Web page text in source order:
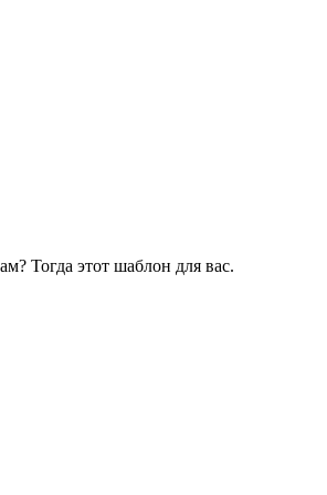
Тогда этот шаблон для вас.